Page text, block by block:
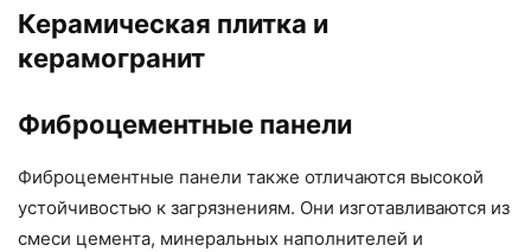
Керамическая плитка и
керамогранит
Фиброцементные панели
Фиброцементные панели также отличаются высокой
устойчивостью к загрязнениям. Они изготавливаются из
смеси цемента, минеральных наполнителей и